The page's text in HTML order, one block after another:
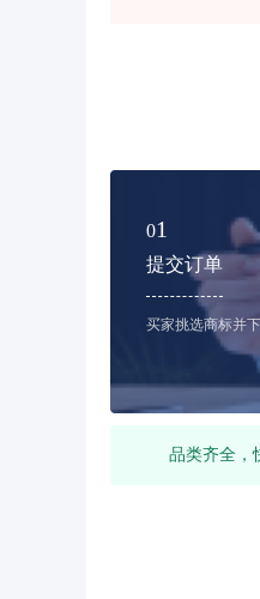
01
提交订单
买家挑选商标并
品类齐全，